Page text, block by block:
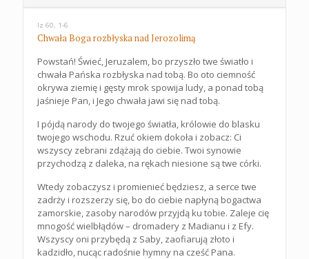
Iz 60, 1-6
Chwała Boga rozbłyska nad Jerozolimą
Powstań! Świeć, Jeruzalem, bo przyszło twe światło i
chwała Pańska rozbłyska nad tobą. Bo oto ciemność
okrywa ziemię i gęsty mrok spowija ludy, a ponad tobą
jaśnieje Pan, i Jego chwała jawi się nad tobą.
I pójdą narody do twojego światła, królowie do blasku
twojego wschodu. Rzuć okiem dokoła i zobacz: Ci
wszyscy zebrani zdążają do ciebie. Twoi synowie
przychodzą z daleka, na rękach niesione są twe córki.
Wtedy zobaczysz i promienieć będziesz, a serce twe
zadrży i rozszerzy się, bo do ciebie napłyną bogactwa
zamorskie, zasoby narodów przyjdą ku tobie. Zaleje cię
mnogość wielbłądów – dromadery z Madianu i z Efy.
Wszyscy oni przybędą z Saby, zaofiarują złoto i
kadzidło, nucąc radośnie hymny na cześć Pana.